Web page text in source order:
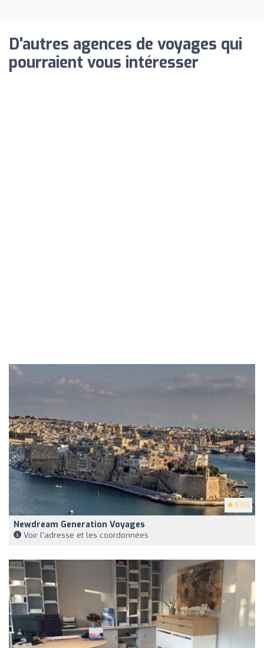
D'autres agences de voyages qui
pourraient vous intéresser
5 (5)
Newdream Generation Voyages
Voir l'adresse et les coordonnées